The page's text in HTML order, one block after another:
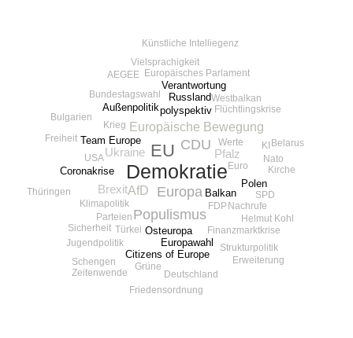
Demokratie
EU
Europa
CDU
Populismus
AfD
Europäische Bewegung
Ukraine
Brexit
Pfalz
Osteuropa
polyspektiv
Europawahl
Team Europe
Russland
Balkan
Coronakrise
Außenpolitik
Citizens of Europe
Polen
Verantwortung
FDP
Finanzmarktkrise
Flüchtlingskrise
Bundestagswahl
Werte
Euro
Krieg
Parteien
USA
Klimapolitik Nachrufe
SPD
Deutschland
Europäisches Parlament
Grüne
Helmut Kohl
Jugendpolitik
Kirche
Sicherheit
Strukturpolitik
Türkei
Vielsprachigkeit
AEGEE
Belarus
Bulgarien
Erweiterung
Freiheit
Friedensordnung
KI
Künstliche Intelliegenz
Nato
Schengen
Thüringen
Westbalkan
Zeitenwende